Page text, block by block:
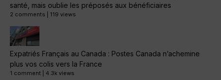
santé, mais oublie les préposés aux bénéficiaires
2 comments 119 views
Expatriés Français au Canada : Postes Canada n’achemine
plus vos colis vers la France
1 comment 4.3k views